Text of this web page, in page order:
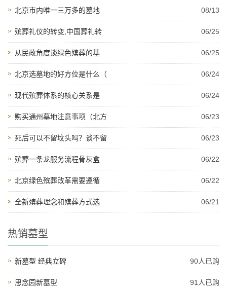
北京市内唯一三万多的墓地 08/13
殡葬礼仪的转变,中国葬礼转 06/25
从民政角度谈绿色殡葬的基 06/25
北京选墓地的好方位是什么（ 06/24
现代殡葬体系的核心关系是 06/24
购买通州墓地注意事项（北方 06/23
死后可以不留坟头吗？谈不留 06/23
殡葬一条龙服务流程骨灰盒 06/22
北京绿色殡葬改革需要遵循 06/22
全新殡葬理念和殡葬方式选 06/21
热销墓型
新墓型 经典立碑 90人已购
思念园新墓型 91人已购